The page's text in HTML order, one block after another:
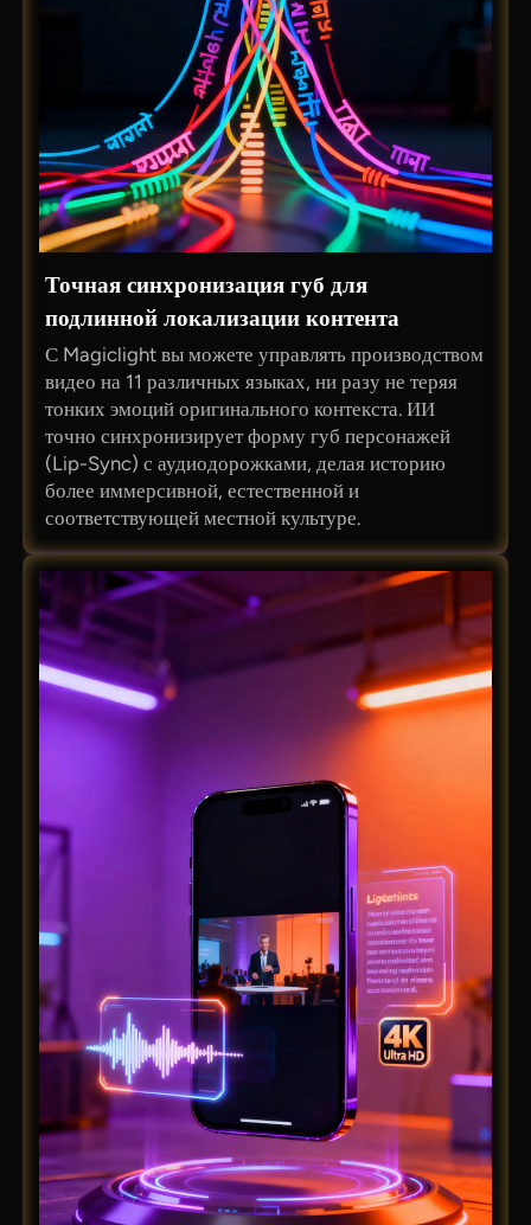
Точная синхронизация губ для
подлинной локализации контента
С Magiclight вы можете управлять производством
видео на 11 различных языках, ни разу не теряя
тонких эмоций оригинального контекста. ИИ
точно синхронизирует форму губ персонажей
(Lip-Sync) с аудиодорожками, делая историю
более иммерсивной, естественной и
соответствующей местной культуре.